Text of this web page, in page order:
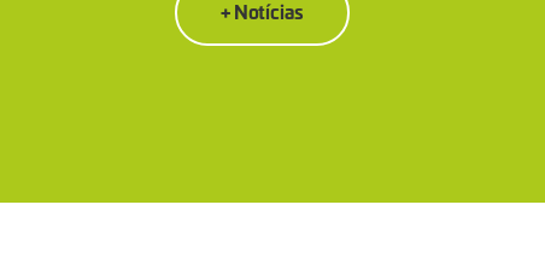
+ Notícias